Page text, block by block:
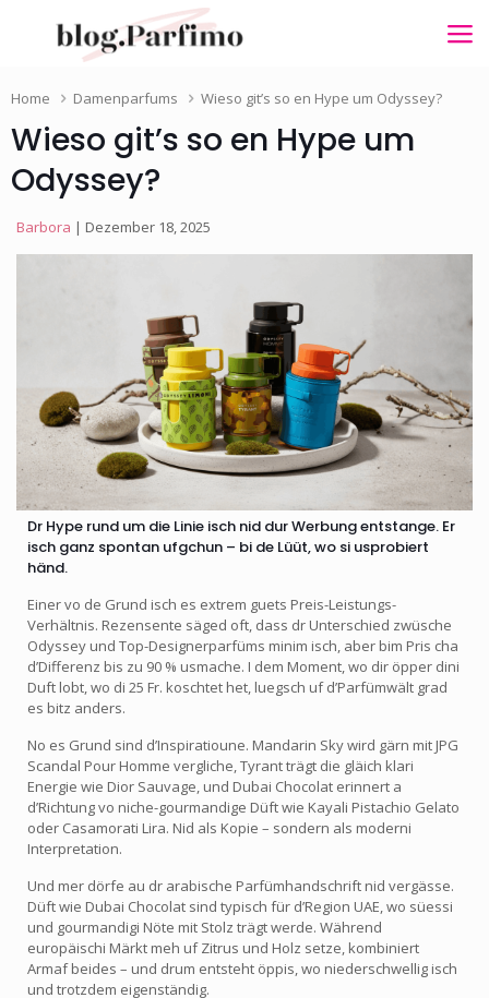
Home Damenparfums Wieso git’s so en Hype um Odyssey?
Wieso git’s so en Hype um
Odyssey?
Barbora | Dezember 18, 2025
Dr Hype rund um die Linie isch nid dur Werbung entstange. Er
isch ganz spontan ufgchun – bi de Lüüt, wo si usprobiert
händ.
Einer vo de Grund isch es extrem guets Preis-Leistungs-
Verhältnis. Rezensente säged oft, dass dr Unterschied zwüsche
Odyssey und Top-Designerparfüms minim isch, aber bim Pris cha
d’Differenz bis zu 90 % usmache. I dem Moment, wo dir öpper dini
Duft lobt, wo di 25 Fr. koschtet het, luegsch uf d’Parfümwält grad
es bitz anders.
No es Grund sind d’Inspiratioune. Mandarin Sky wird gärn mit JPG
Scandal Pour Homme vergliche, Tyrant trägt die gläich klari
Energie wie Dior Sauvage, und Dubai Chocolat erinnert a
d’Richtung vo niche-gourmandige Düft wie Kayali Pistachio Gelato
oder Casamorati Lira. Nid als Kopie – sondern als moderni
Interpretation.
Und mer dörfe au dr arabische Parfümhandschrift nid vergässe.
Düft wie Dubai Chocolat sind typisch für d’Region UAE, wo süessi
und gourmandigi Nöte mit Stolz trägt werde. Während
europäischi Märkt meh uf Zitrus und Holz setze, kombiniert
Armaf beides – und drum entsteht öppis, wo niederschwellig isch
und trotzdem eigenständig.